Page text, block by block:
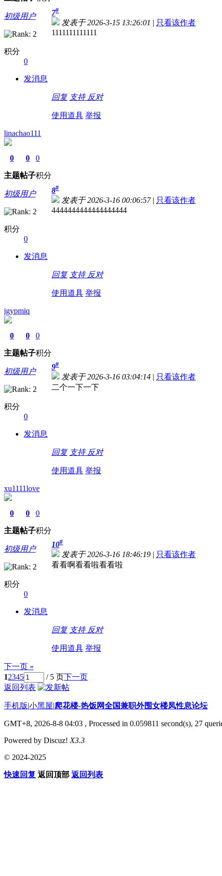
初级用户
积分
0
发消息
7#
发表于 2026-3-15 13:26:01 | 只看该作者
1111111111111
回复 支持 反对
使用道具 举报
linachao111
0
主题
0
帖子
0
积分
初级用户
积分
0
发消息
8#
发表于 2026-3-16 00:06:57 | 只看该作者
4444444444444444444
回复 支持 反对
使用道具 举报
igypmiq
0
主题
0
帖子
0
积分
初级用户
积分
0
发消息
9#
发表于 2026-3-16 03:04:14 | 只看该作者
二个一下一下
回复 支持 反对
使用道具 举报
xu1111love
0
主题
0
帖子
0
积分
初级用户
积分
0
发消息
10#
发表于 2026-3-16 18:46:19 | 只看该作者
看看啊看看啦看看啦
回复 支持 反对
使用道具 举报
下一页 »
12345 / 5 页下一页
返回列表
手机版|小黑屋|爬花楼-热饭网全国兼职外围女楼凤性息论坛
GMT+8, 2026-8-8 04:03 , Processed in 0.059811 second(s), 27
Powered by Discuz! X3.3
© 2024-2025
快速回复 返回顶部 返回列表